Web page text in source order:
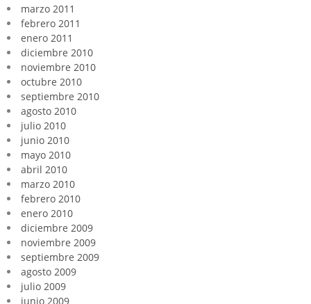
marzo 2011
febrero 2011
enero 2011
diciembre 2010
noviembre 2010
octubre 2010
septiembre 2010
agosto 2010
julio 2010
junio 2010
mayo 2010
abril 2010
marzo 2010
febrero 2010
enero 2010
diciembre 2009
noviembre 2009
septiembre 2009
agosto 2009
julio 2009
junio 2009